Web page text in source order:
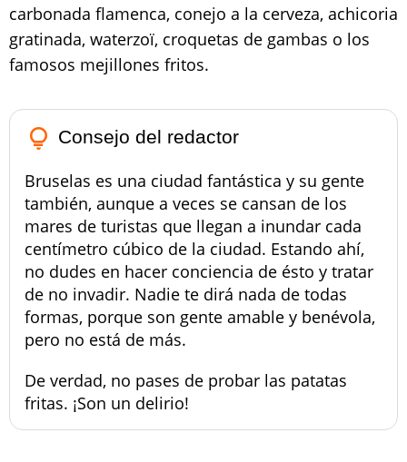
carbonada flamenca, conejo a la cerveza, achicoria
gratinada, waterzoï, croquetas de gambas o los
famosos mejillones fritos.
lightbulb_outline Consejo del redactor
Bruselas es una ciudad fantástica y su gente
también, aunque a veces se cansan de los
mares de turistas que llegan a inundar cada
centímetro cúbico de la ciudad. Estando ahí,
no dudes en hacer conciencia de ésto y tratar
de no invadir. Nadie te dirá nada de todas
formas, porque son gente amable y benévola,
pero no está de más.
De verdad, no pases de probar las patatas
fritas. ¡Son un delirio!